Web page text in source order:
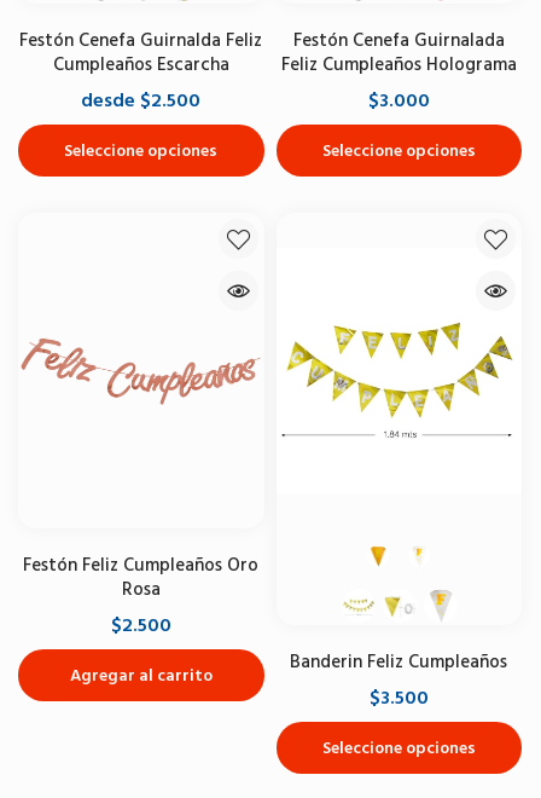
Festón Cenefa Guirnalda Feliz
Cumpleaños Escarcha
desde $2.500
Seleccione opciones
Festón Cenefa Guirnalada
Feliz Cumpleaños Holograma
$3.000
Seleccione opciones
Festón Feliz Cumpleaños Oro
Rosa
$2.500
Agregar al carrito Banderin Feliz Cumpleaños
$3.500
Seleccione opciones